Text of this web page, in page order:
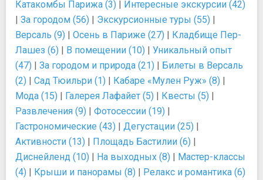
Катакомбы Парижа (3) | Интересные экскурсии (42)
| За городом (56) | Экскурсионные туры (55) |
Версаль (9) | Осень в Париже (27) | Кладбище Пер-
Лашез (6) | В помещении (10) | Уникальный опыт
(47) | За городом и природа (21) | Билеты в Версаль
(2) | Сад Тюильри (1) | Кабаре «Мулен Руж» (8) |
Мода (15) | Галерея Лафайет (5) | Квесты (5) |
Развлечения (9) | Фотосессии (19) |
Гастрономические (43) | Дегустации (25) |
Активности (13) | Площадь Бастилии (6) |
Диснейленд (10) | На выходных (8) | Мастер-классы
(4) | Крыши и панорамы (8) | Релакс и романтика (6)